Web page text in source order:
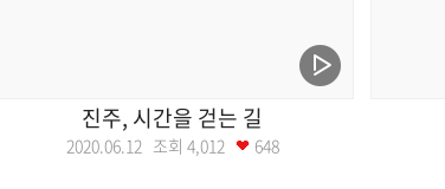
진주, 시간을 걷는 길
2020.06.12 조회 4,012 648